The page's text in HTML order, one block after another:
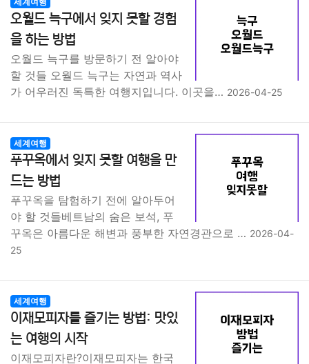
오월드 늑구에서 잊지 못할 경험
을 하는 방법
오월드 늑구를 방문하기 전 알아야
할 것들 오월드 늑구는 자연과 역사
가 어우러진 독특한 여행지입니다. 이곳을… 2026-04-25
세계여행
푸꾸옥에서 잊지 못할 여행을 만
드는 방법
푸꾸옥을 탐험하기 전에 알아두어
야 할 것들베트남의 숨은 보석, 푸
꾸옥은 아름다운 해변과 풍부한 자연경관으로 … 2026-04-
25
세계여행
이재모피자를 즐기는 방법: 맛있
는 여행의 시작
이재모피자란?이재모피자는 한국